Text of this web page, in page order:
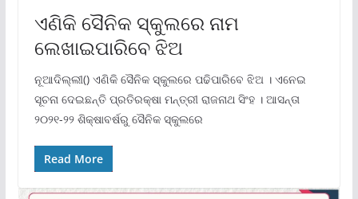
ଏଣିକି ସୈନିକ ସ୍କୁଲରେ ନାମ
ଲେଖାଇପାରିବେ ଝିଅ
ନୂଆଦିଲ୍ଲୀ() ଏଣିକି ସୈନିକ ସ୍କୁଲରେ ପଢିପାରିବେ ଝିଅ । ଏନେଇ
ସୂଚନା ଦେଇଛନ୍ତି ପ୍ରତିରକ୍ଷା ମନ୍ତ୍ରୀ ରାଜନାଥ ସିଂହ । ଆସନ୍ତା
୨୦୨୧-୨୨ ଶିକ୍ଷାବର୍ଷରୁ ସୈନିକ ସ୍କୁଲରେ
Read More